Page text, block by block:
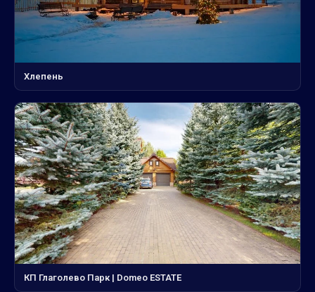
Хлепень
КП Глаголево Парк | Domeo ESTATE